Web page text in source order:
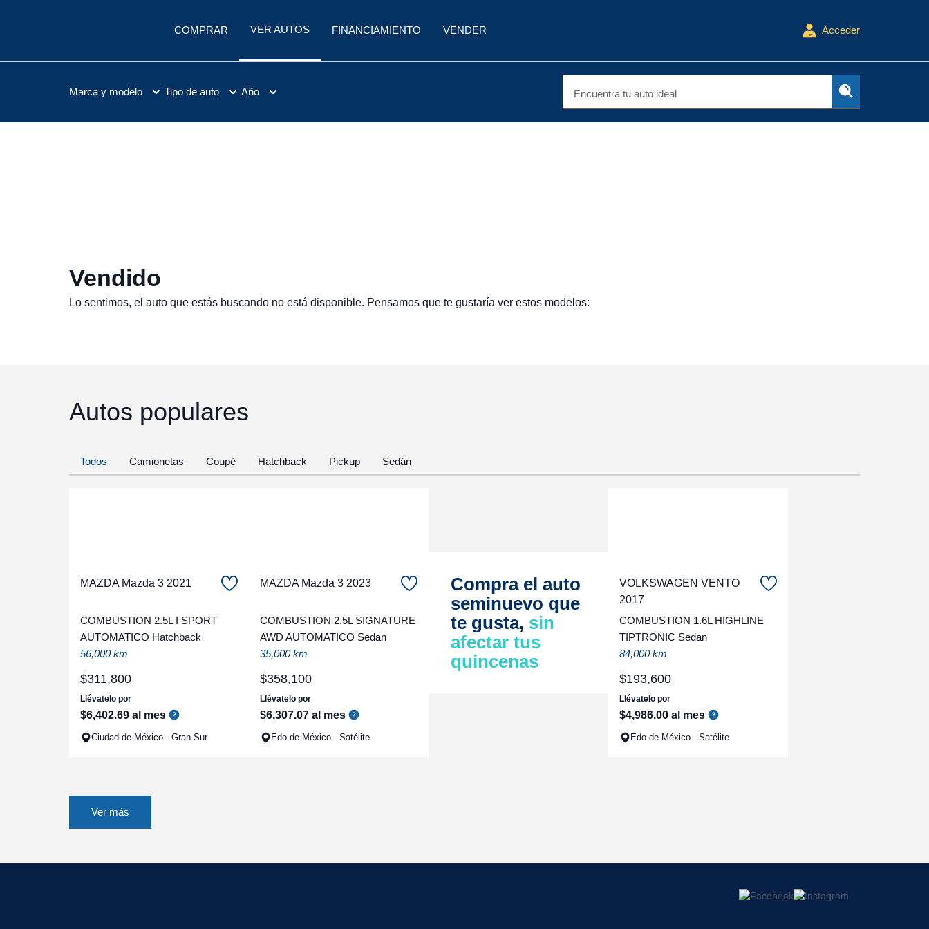
COMPRAR VER AUTOS FINANCIAMIENTO VENDER Acceder
Marca y modelo Tipo de auto Año Encuentra tu auto ideal
Vendido
Lo sentimos, el auto que estás buscando no está disponible. Pensamos que te gustaría ver estos modelos:
Autos populares
Todos Camionetas Coupé Hatchback Pickup Sedán
MAZDA Mazda 3 2021
COMBUSTION 2.5L I SPORT
AUTOMATICO Hatchback
56,000 km
$311,800
Llévatelo por
$6,402.69 al mes
Ciudad de México - Gran Sur
MAZDA Mazda 3 2023
COMBUSTION 2.5L SIGNATURE
AWD AUTOMATICO Sedan
35,000 km
$358,100
Llévatelo por
$6,307.07 al mes
Edo de México - Satélite
Compra el auto
seminuevo que
te gusta, sin
afectar tus
quincenas
VOLKSWAGEN VENTO
2017
COMBUSTION 1.6L HIGHLINE
TIPTRONIC Sedan
84,000 km
$193,600
Llévatelo por
$4,986.00 al mes
Edo de México - Satélite
Ver más